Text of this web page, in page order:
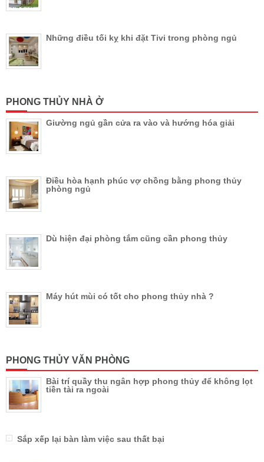
Những điều tối kỵ khi đặt Tivi trong phòng ngủ
PHONG THỦY NHÀ Ở
Giường ngủ gần cửa ra vào và hướng hóa giải
Điều hòa hạnh phúc vợ chồng bằng phong thủy
phòng ngủ
Dù hiện đại phòng tắm cũng cần phong thủy
Máy hút mùi có tốt cho phong thủy nhà ?
PHONG THỦY VĂN PHÒNG
Bài trí quầy thu ngân hợp phong thủy để không lọt
tiền tài ra ngoài
Sắp xếp lại bàn làm việc sau thất bại